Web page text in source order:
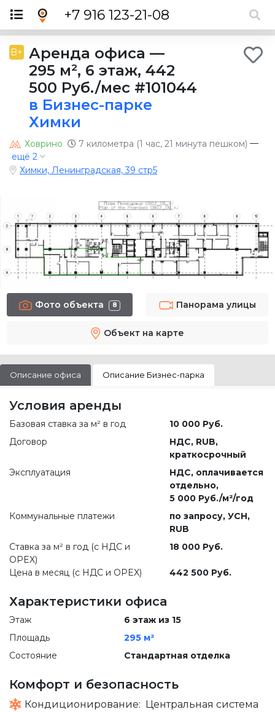
+7 916 123-21-08
B+ Аренда офиса —
295 м², 6 этаж, 442
500 Руб./мес #101044
в Бизнес-парке
Химки
Ховрино 7 километра (1 час, 21 минута пешком) —
ещё 2
Химки, Ленинградская, 39 стр5
Фото объекта 8 Панорама улицы
Объект на карте
Описание офиса Описание Бизнес-парка
Условия аренды
Базовая ставка за м² в год
10 000 Руб.
Договор
НДС, RUB,
краткосрочный
Эксплуатация
НДС, оплачивается
отдельно,
5 000 Руб./м²/год
Коммунальные платежи
по запросу, УСН,
RUB
Ставка за м² в год (c НДС и
OPEX)
18 000 Руб.
Цена в месяц (с НДС и OPEX) 442 500 Руб.
Характеристики офиса
Этаж
6 этаж из 15
Площадь
295 м²
Состояние
Стандартная отделка
Комфорт и безопасность
Кондиционирование: Центральная система